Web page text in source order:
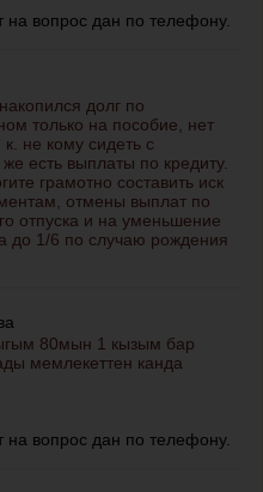
на вопрос дан по телефону.
долг по
только на пособие, нет
не кому сидеть с
есть выплаты по кредиту.
грамотно составить иск
отмены выплат по
отпуска и на уменьшение
до 1/6 по случаю рождения
80мын 1 кызым бар
мемлекеттен канда
на вопрос дан по телефону.